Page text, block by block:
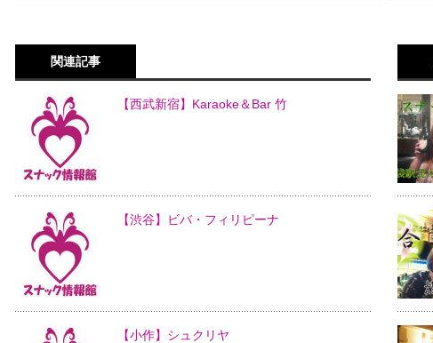
関連記事
【西武新宿】Karaoke＆Bar 竹
【渋谷】ビバ・フィリピーナ
【小作】シュクリヤ